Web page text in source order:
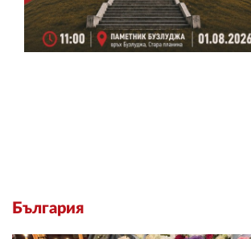
България